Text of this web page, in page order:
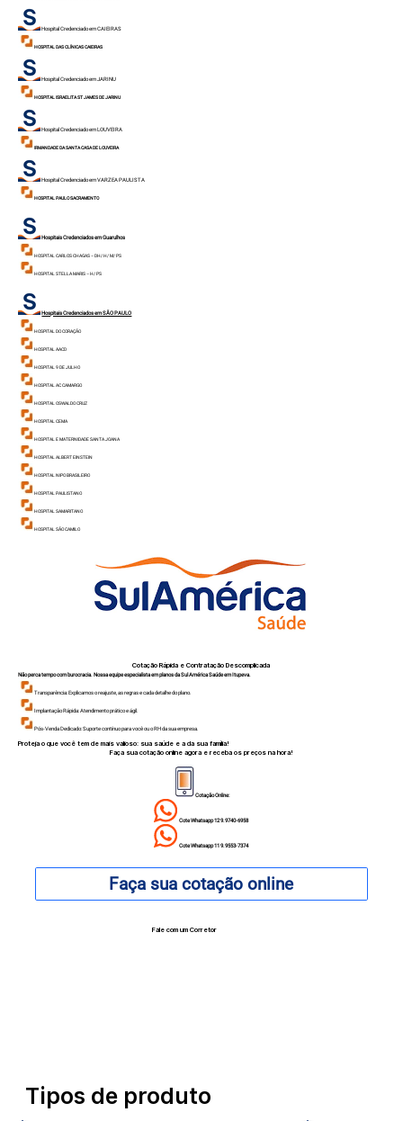
Hospital Credenciado em CAIEIRAS
HOSPITAL DAS CLÍNICAS CAIEIRAS
Hospital Credenciado em JARINU
HOSPITAL ISRAELITA ST JAMES DE JARINU
Hospital Credenciado em LOUVEIRA
IRMANDADE DA SANTA CASA DE LOUVEIRA
Hospital Credenciado em VARZEA PAULISTA
HOSPITAL PAULO SACRAMENTO
Hospitais Credenciados em Guarulhos
HOSPITAL CARLOS CHAGAS – DH/ H/ M/ PS
HOSPITAL STELLA MARIS – H/ PS
Hospitais Credenciados em SÃO PAULO
HOSPITAL DO CORAÇÃO
HOSPITAL AACD
HOSPITAL 9 DE JULHO
HOSPITAL AC CAMARGO
HOSPITAL OSWALDO CRUZ
HOSPITAL CEMA
HOSPITAL E MATERNIDADE SANTA JOANA
HOSPITAL ALBERT EINSTEIN
HOSPITAL NIPO BRASILEIRO
HOSPITAL PAULISTANO
HOSPITAL SAMARITANO
HOSPITAL SÃO CAMILO
Cotação Rápida e Contratação Descomplicada
Não perca tempo com burocracia. Nossa equipe especialista em planos da Sul América Saúde em Itupeva.
Transparência: Explicamos o reajuste, as regras e cada detalhe do plano.
Implantação Rápida: Atendimento prático e ágil.
Pós-Venda Dedicado: Suporte contínuo para você ou o RH da sua empresa.
Proteja o que você tem de mais valioso: sua saúde e a da sua família!
Faça sua cotação online agora e receba os preços na hora!
Cotação Online:
Cote Whatsapp 12 9.9740-6958
Cote Whatsapp 11 9.9553-7374
Fale com um Corretor
Faça sua cotação online
Tipos de produto